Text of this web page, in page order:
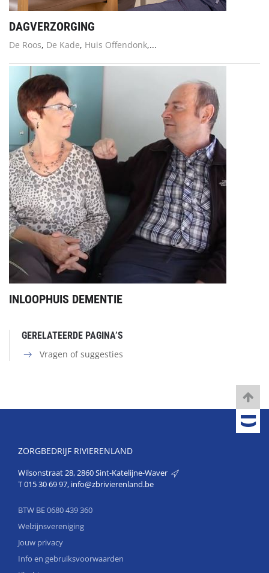
DAGVERZORGING
De Roos, De Kade, Huis Offendonk,...
INLOOPHUIS DEMENTIE
GERELATEERDE PAGINA’S
Vragen of suggesties
ZORGBEDRIJF RIVIERENLAND
Wilsonstraat 28, 2860 Sint-Katelijne-Waver
T015 30 69 97, info@zbrivierenland.be
BTW BE 0680 439 360
Welzijnsvereniging
Jouw privacy
Info en gebruiksvoorwaarden